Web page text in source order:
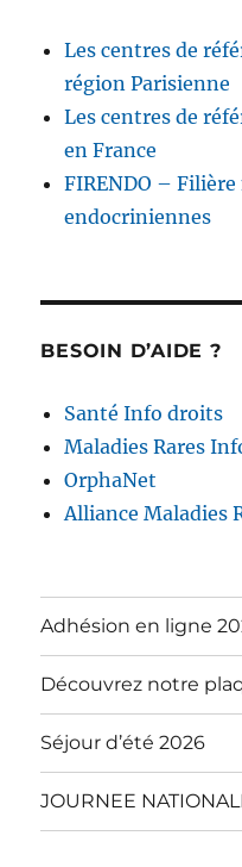
Les centres de
région Parisienne
Les centres de
en France
FIRENDO –
endocriniennes
BESOIN D’AIDE ?
Santé Info droits
Maladies Rares
OrphaNet
Alliance Maladies
Adhésion en ligne
Découvrez notre
Séjour d’été 2026
JOURNEE